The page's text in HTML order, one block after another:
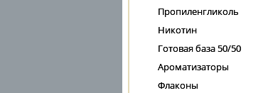
Пропиленгликоль
Никотин
Готовая база 50/50
Ароматизаторы
Флаконы